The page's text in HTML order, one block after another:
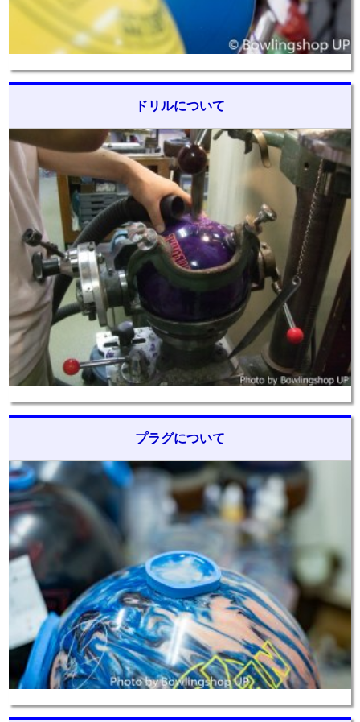
ドリルについて
プラグについて